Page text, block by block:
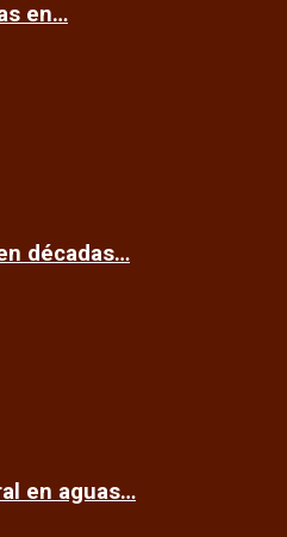
en…
décadas…
en aguas…